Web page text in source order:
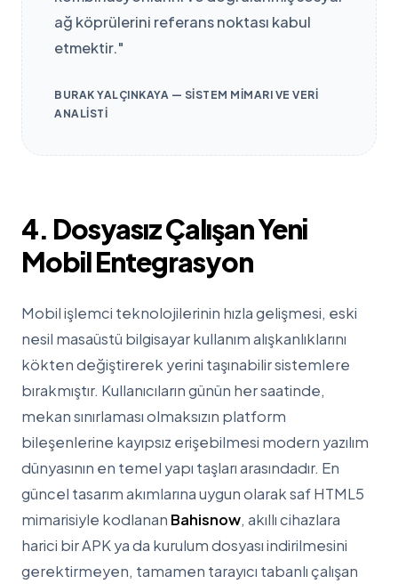
ağ köprülerini referans noktası kabul
etmektir."
BURAK YALÇINKAYA — SISTEM MIMARI VE VERI
ANALISTI
4. Dosyasız Çalışan Yeni
Mobil Entegrasyon
Mobil işlemci teknolojilerinin hızla gelişmesi, eski
nesil masaüstü bilgisayar kullanım alışkanlıklarını
kökten değiştirerek yerini taşınabilir sistemlere
bırakmıştır. Kullanıcıların günün her saatinde,
mekan sınırlaması olmaksızın platform
bileşenlerine kayıpsız erişebilmesi modern yazılım
dünyasının en temel yapı taşları arasındadır. En
güncel tasarım akımlarına uygun olarak saf HTML5
mimarisiyle kodlanan Bahisnow, akıllı cihazlara
harici bir APK ya da kurulum dosyası indirilmesini
gerektirmeyen, tamamen tarayıcı tabanlı çalışan